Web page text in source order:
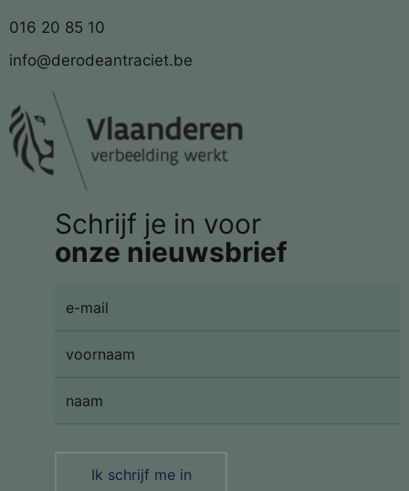
016 20 85 10
info@derodeantraciet.be
Schrijf je in voor
onze nieuwsbrief
Ik schrijf me in